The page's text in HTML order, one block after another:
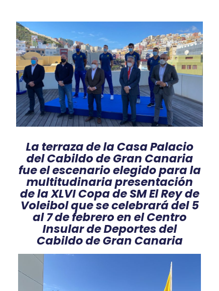
La terraza de la Casa Palacio
del Cabildo de Gran Canaria
fue el escenario elegido para la
multitudinaria presentación
de la XLVI Copa de SM El Rey de
Voleibol que se celebrará del 5
al 7 de febrero en el Centro
Insular de Deportes del
Cabildo de Gran Canaria